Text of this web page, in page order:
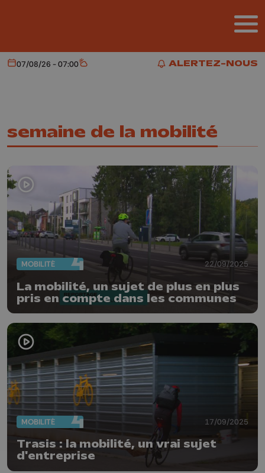
ALERTEZ-NOUS
ALERTEZ-NOUS
Aujourd'hui
07/08/26 - 07:00 Météo
semaine de la mobilité
MOBILITÉ 22/09/2025
La mobilité, un sujet de plus en plus
pris en compte dans les communes
MOBILITÉ 17/09/2025
Trasis : la mobilité, un vrai sujet
d'entreprise